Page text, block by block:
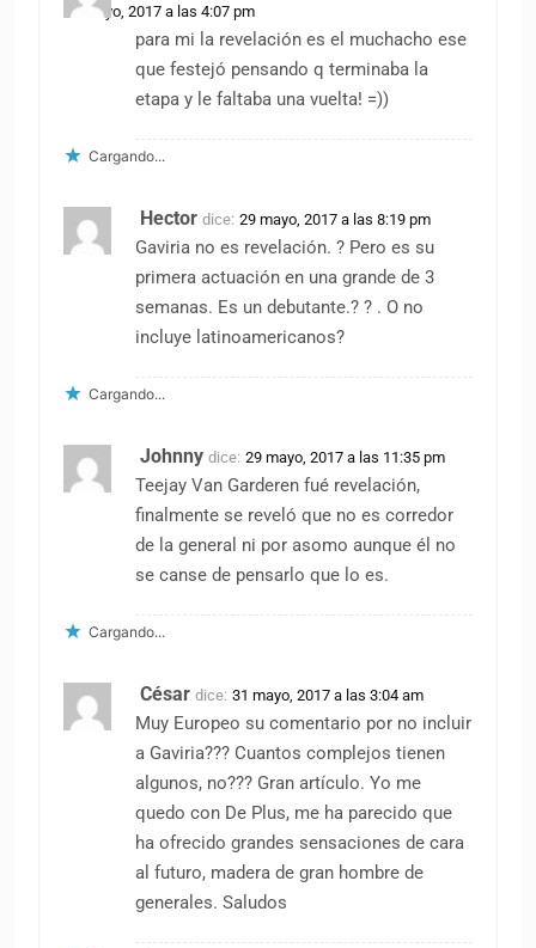
29 mayo, 2017 a las 4:07 pm
para mi la revelación es el muchacho ese
que festejó pensando q terminaba la
etapa y le faltaba una vuelta! =))
Cargando...
Hector dice: 29 mayo, 2017 a las 8:19 pm
Gaviria no es revelación. ? Pero es su
primera actuación en una grande de 3
semanas. Es un debutante.? ? . O no
incluye latinoamericanos?
Cargando...
Johnny dice: 29 mayo, 2017 a las 11:35 pm
Teejay Van Garderen fué revelación,
finalmente se reveló que no es corredor
de la general ni por asomo aunque él no
se canse de pensarlo que lo es.
Cargando...
César dice: 31 mayo, 2017 a las 3:04 am
Muy Europeo su comentario por no incluir
a Gaviria??? Cuantos complejos tienen
algunos, no??? Gran artículo. Yo me
quedo con De Plus, me ha parecido que
ha ofrecido grandes sensaciones de cara
al futuro, madera de gran hombre de
generales. Saludos